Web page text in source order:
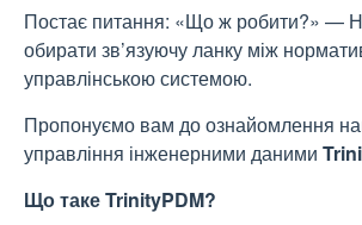
Постає питання: «Що ж робити?» —
обирати зв’язуючу ланку між
управлінською системою.
Пропонуємо вам до ознайомлення
управління інженерними даними
Що таке TrinityPDM?